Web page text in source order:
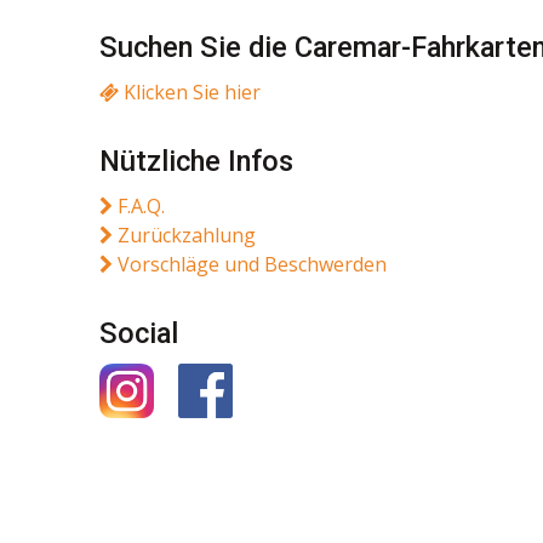
Suchen Sie die Caremar-
Klicken Sie hier
Nützliche Infos
F.A.Q.
Zurückzahlung
Vorschläge und Beschwerden
Social